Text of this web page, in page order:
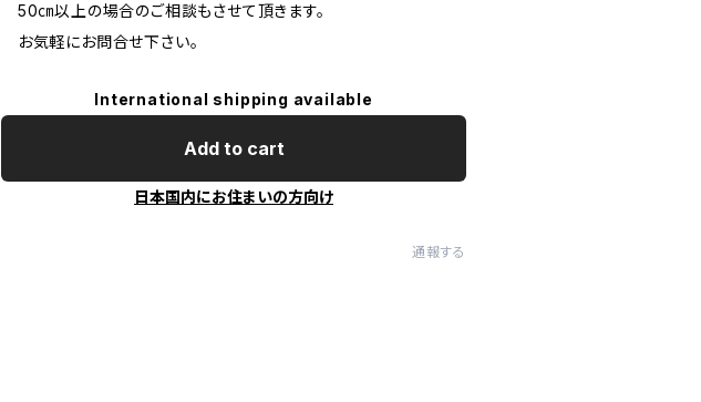
50㎝以上の場合のご相談もさせて頂きます。
お気軽にお問合せ下さい。
International shipping available
Add to cart
日本国内にお住まいの方向け
通報する